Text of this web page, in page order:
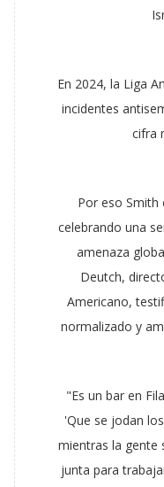
En 2024, la Liga
incidentes
cifra
Por eso Smith
celebrando una
amenaza
Deutch,
Americano,
normalizado y
"Es un bar en
'Que se jodan
mientras la gente
junta para